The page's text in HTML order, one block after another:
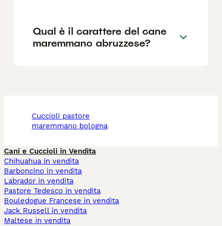
Qual è il carattere del cane
maremmano abruzzese?
cuccioli pastore
maremmano bologna
Cani e Cuccioli in Vendita
Chihuahua in vendita
Barboncino in vendita
Labrador in vendita
Pastore Tedesco in vendita
Bouledogue Francese in vendita
Jack Russell in vendita
Maltese in vendita